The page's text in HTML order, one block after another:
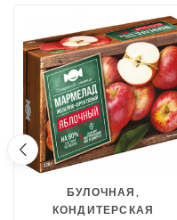
БУЛОЧНАЯ,
КОНДИТЕРСКАЯ